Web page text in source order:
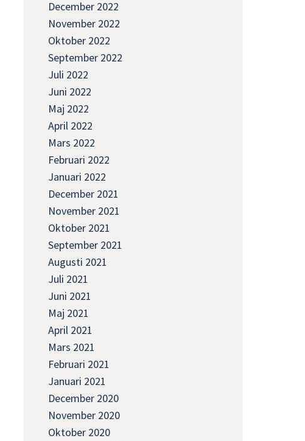
December 2022
November 2022
Oktober 2022
September 2022
Juli 2022
Juni 2022
Maj 2022
April 2022
Mars 2022
Februari 2022
Januari 2022
December 2021
November 2021
Oktober 2021
September 2021
Augusti 2021
Juli 2021
Juni 2021
Maj 2021
April 2021
Mars 2021
Februari 2021
Januari 2021
December 2020
November 2020
Oktober 2020